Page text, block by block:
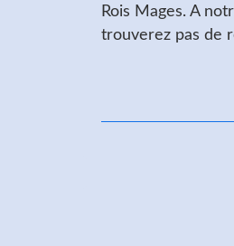
Rois Mages. A
trouverez pas de